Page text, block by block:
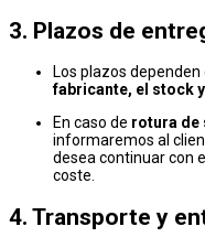
3. Plazos de
Los plazos dependen
fabricante, el stock
En caso de rotura de
informaremos al
desea continuar con
coste.
4. Transporte y